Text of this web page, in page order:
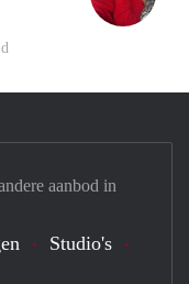
aanbod in
Studio's